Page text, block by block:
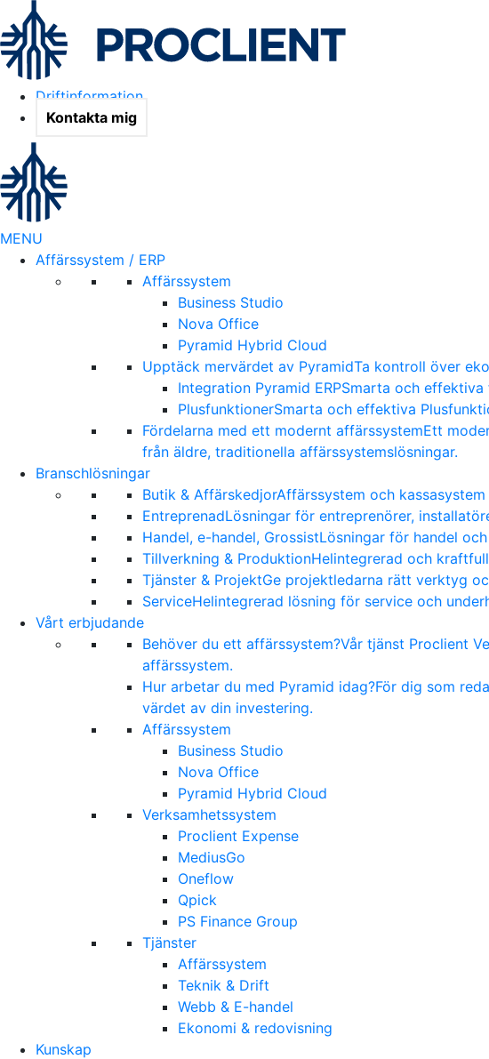
Driftinformation
Kontakta mig
MENU
Affärssystem / ERP
Affärssystem
Business Studio
Nova Office
Pyramid Hybrid Cloud
Upptäck mervärdet av PyramidTa kontroll över
Integration Pyramid ERPSmarta och
PlusfunktionerSmarta och effektiva
Fördelarna med ett modernt affärssystemEtt
från äldre, traditionella affärssystemslösningar.
Branschlösningar
Butik & AffärskedjorAffärssystem och
EntreprenadLösningar för entreprenörer,
Handel, e-handel, GrossistLösningar för handel
Tillverkning & ProduktionHelintegrerad och
Tjänster & ProjektGe projektledarna rätt verktyg
ServiceHelintegrerad lösning för service och
Vårt erbjudande
Behöver du ett affärssystem?Vår tjänst Proclient
affärssystem.
Hur arbetar du med Pyramid idag?För dig som
värdet av din investering.
Affärssystem
Business Studio
Nova Office
Pyramid Hybrid Cloud
Verksamhetssystem
Proclient Expense
MediusGo
Oneflow
Qpick
PS Finance Group
Tjänster
Affärssystem
Teknik & Drift
Webb & E-handel
Ekonomi & redovisning
Kunskap